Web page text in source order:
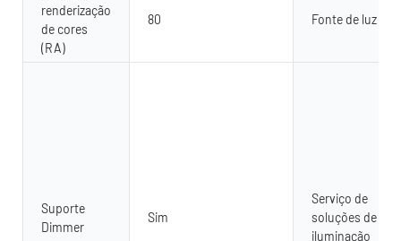
renderização
de cores
(RA)
80 Fonte de luz
Suporte
Dimmer
Sim
Serviço de
soluções de
iluminação